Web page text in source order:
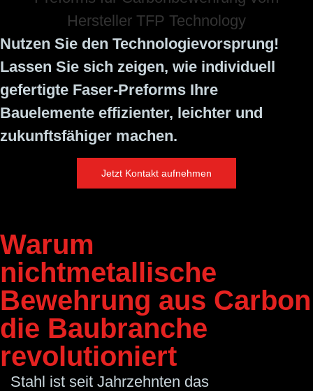
Nutzen Sie den Technologievorsprung!
Lassen Sie sich zeigen, wie individuell
gefertigte Faser-Preforms Ihre
Bauelemente effizienter, leichter und
zukunftsfähiger machen.
Jetzt Kontakt aufnehmen
Warum
nichtmetallische
Bewehrung aus Carbon
die Baubranche
revolutioniert
Stahl ist seit Jahrzehnten das